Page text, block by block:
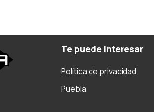
Te puede interesar
Política de privacidad
Puebla